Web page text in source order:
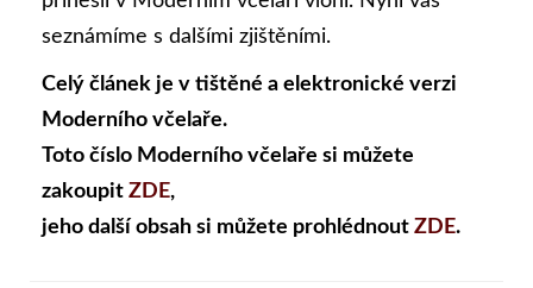
seznámíme s dalšími zjištěními.
Celý článek je v tištěné a elektronické verzi
Moderního včelaře.
Toto číslo Moderního včelaře si můžete
zakoupit ZDE,
jeho další obsah si můžete prohlédnout ZDE.